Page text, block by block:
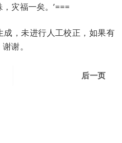
灾福一矣。’===
成，未进行人工校正，如果有
谢。
后一页